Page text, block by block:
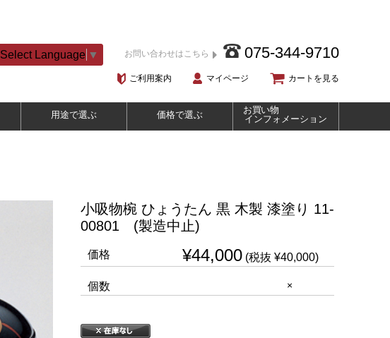
Select Language ▼ お問い合わせはこちら 075-344-9710
ご利用案内 マイページ カートを見る
用途で選ぶ 価格で選ぶ
お買い物
インフォメーション
小吸物椀 ひょうたん 黒 木製 漆塗り 11-
00801 (製造中止)
価格 ¥44,000 (税抜 ¥40,000)
個数 ×